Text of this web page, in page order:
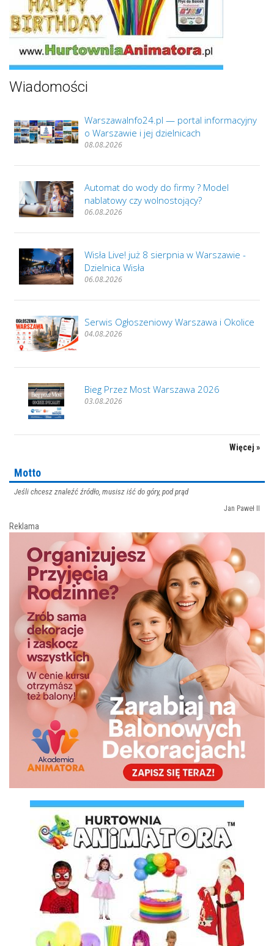
Wiadomości
WarszawaInfo24.pl — portal informacyjny
o Warszawie i jej dzielnicach
08.08.2026
Automat do wody do firmy ? Model
nablatowy czy wolnostojący?
06.08.2026
Wisła Live! już 8 sierpnia w Warszawie -
Dzielnica Wisła
06.08.2026
Serwis Ogłoszeniowy Warszawa i Okolice
04.08.2026
Bieg Przez Most Warszawa 2026
03.08.2026
Więcej »
Motto
Jeśli chcesz znaleźć źródło, musisz iść do góry, pod prąd
Jan Paweł II
Reklama